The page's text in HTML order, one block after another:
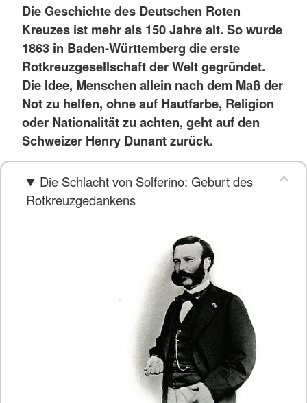
Die Geschichte des Deutschen Roten
Kreuzes ist mehr als 150 Jahre alt. So wurde
1863 in Baden-Württemberg die erste
Rotkreuzgesellschaft der Welt gegründet.
Die Idee, Menschen allein nach dem Maß der
Not zu helfen, ohne auf Hautfarbe, Religion
oder Nationalität zu achten, geht auf den
Schweizer Henry Dunant zurück.
Die Schlacht von Solferino: Geburt des
Rotkreuzgedankens